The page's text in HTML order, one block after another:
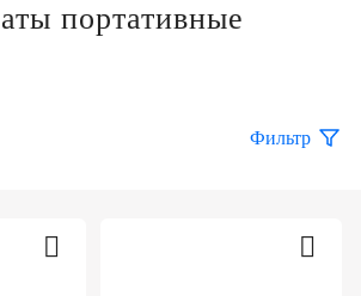
портативные
Фильтр